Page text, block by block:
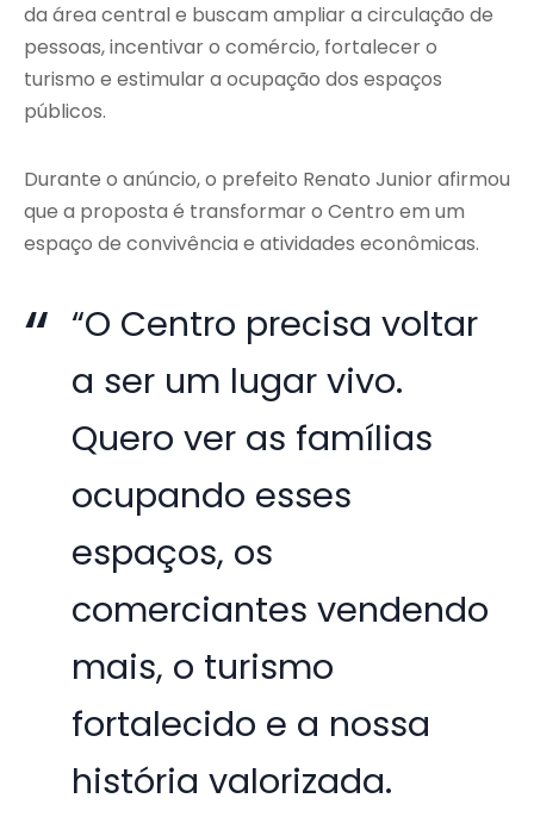
da área central e buscam ampliar a circulação de
pessoas, incentivar o comércio, fortalecer o
turismo e estimular a ocupação dos espaços
públicos.
Durante o anúncio, o prefeito Renato Junior afirmou
que a proposta é transformar o Centro em um
espaço de convivência e atividades econômicas.
“O Centro precisa voltar
a ser um lugar vivo.
Quero ver as famílias
ocupando esses
espaços, os
comerciantes vendendo
mais, o turismo
fortalecido e a nossa
história valorizada.